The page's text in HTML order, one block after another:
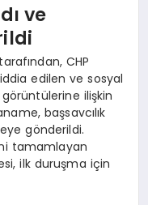
ve
CHP
iddia edilen ve sosyal
ilişkin
başsavcılık
gönderildi.
tamamlayan
ilk duruşma için